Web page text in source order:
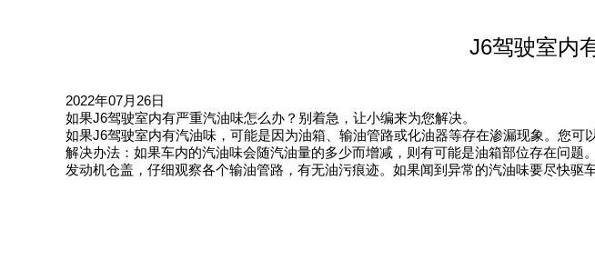
J6驾驶室内
2022年07月26日
如果J6驾驶室内有严重汽油味怎么办？别着急，让小编来为您解决。
如果J6驾驶室内有汽油味，可能是因为油箱、输油管路或化油器等存在渗漏现象。您可
解决办法：如果车内的汽油味会随汽油量的多少而增减，则有可能是油箱部位存在问
发动机仓盖，仔细观察各个输油管路，有无油污痕迹。如果闻到异常的汽油味要尽快驱